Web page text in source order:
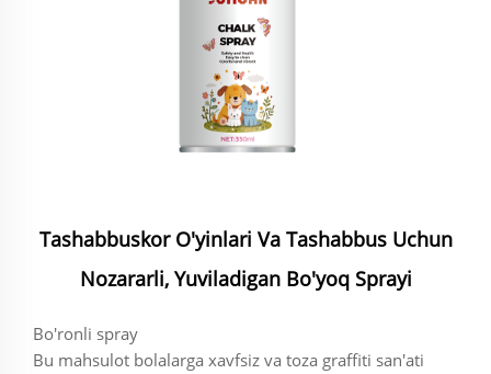
Tashabbuskor O'yinlari Va Tashabbus Uchun
Nozararli, Yuviladigan Bo'yoq Sprayi
Bo'ronli spray
Bu mahsulot bolalarga xavfsiz va toza graffiti san'ati